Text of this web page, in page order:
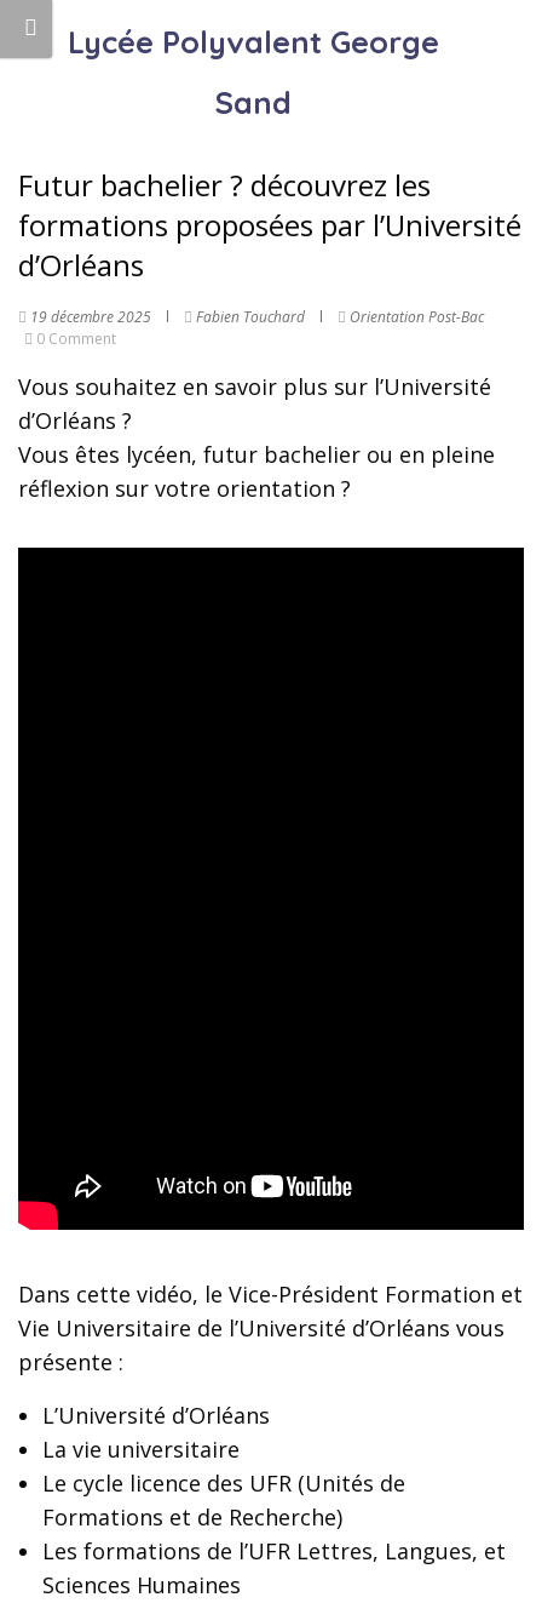
Lycée Polyvalent George
Sand
Futur bachelier ? découvrez les
formations proposées par l’Université
d’Orléans
19 décembre 2025 Fabien Touchard
Orientation Post-Bac
0 Comment
Vous souhaitez en savoir plus sur l’Université
d’Orléans ?
Vous êtes lycéen, futur bachelier ou en pleine
réflexion sur votre orientation ?
Dans cette vidéo, le Vice-Président Formation et
Vie Universitaire de l’Université d’Orléans vous
présente :
L’Université d’Orléans
La vie universitaire
Le cycle licence des UFR (Unités de
Formations et de Recherche)
Les formations de l’UFR Lettres, Langues, et
Sciences Humaines